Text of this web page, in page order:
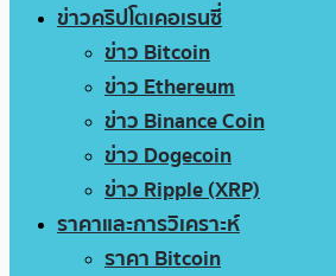
ข่าวคริปโตเคอเรนซี่
ข่าว Bitcoin
ข่าว Ethereum
ข่าว Binance Coin
ข่าว Dogecoin
ข่าว Ripple (XRP)
ราคาและการวิเคราะห์
ราคา Bitcoin